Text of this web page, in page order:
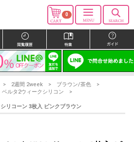
0
2週間 2week
ブラウン/茶色
ベルタ2ウィークシリコン
リコーン 3枚入 ピンクブラウン